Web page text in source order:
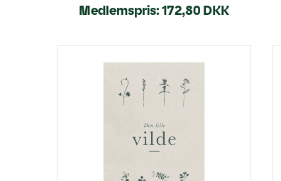
Medlemspris:172,80 DKK